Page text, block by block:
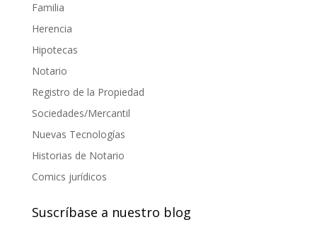
Familia
Herencia
Hipotecas
Notario
Registro de la Propiedad
Sociedades/Mercantil
Nuevas Tecnologías
Historias de Notario
Comics jurídicos
Suscríbase a nuestro blog